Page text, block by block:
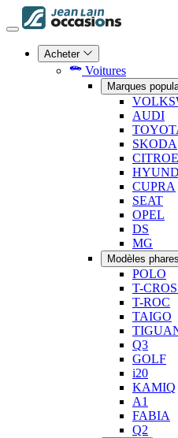
Acheter
Voitures
Marques
AUDI
SKODA
CUPRA
SEAT
OPEL
DS
MG
Modèles phares
POLO
T-
T-ROC
TAIGO
Q3
GOLF
i20
KAMIQ
A1
FABIA
Q2